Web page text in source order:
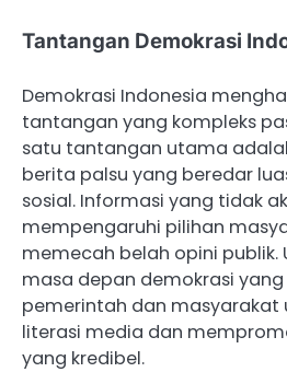
Tantangan Demokrasi
Demokrasi Indonesia
tantangan yang kompleks
satu tantangan utama
berita palsu yang beredar
sosial. Informasi yang tidak
mempengaruhi pilihan
memecah belah opini publik.
masa depan demokrasi
pemerintah dan masyarakat
literasi media dan
yang kredibel.